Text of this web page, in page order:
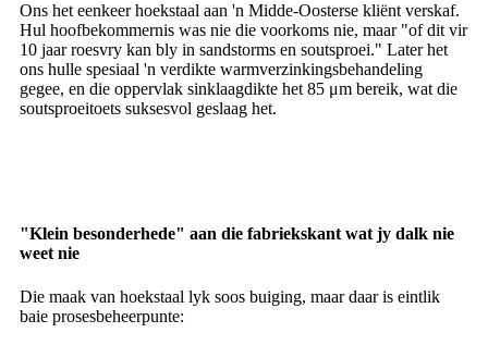
Ons het eenkeer hoekstaal aan 'n Midde-Oosterse kliënt verskaf.
Hul hoofbekommernis was nie die voorkoms nie, maar "of dit vir
10 jaar roesvry kan bly in sandstorms en soutsproei." Later het
ons hulle spesiaal 'n verdikte warmverzinkingsbehandeling
gegee, en die oppervlak sinklaagdikte het 85 μm bereik, wat die
soutsproeitoets suksesvol geslaag het.
"Klein besonderhede" aan die fabriekskant wat jy dalk nie
weet nie
Die maak van hoekstaal lyk soos buiging, maar daar is eintlik
baie prosesbeheerpunte: